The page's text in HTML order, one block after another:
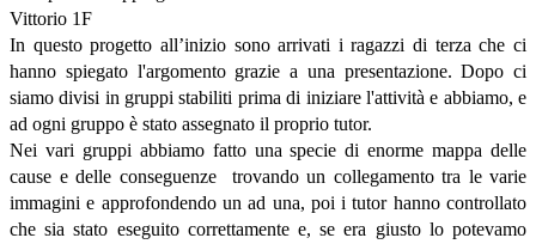
Vittorio 1F
In questo progetto all’inizio sono arrivati i ragazzi di terza che ci
hanno spiegato l'argomento grazie a una presentazione. Dopo ci
siamo divisi in gruppi stabiliti prima di iniziare l'attività e abbiamo, e
ad ogni gruppo è stato assegnato il proprio tutor.
Nei vari gruppi abbiamo fatto una specie di enorme mappa delle
cause e delle conseguenze trovando un collegamento tra le varie
immagini e approfondendo un ad una, poi i tutor hanno controllato
che sia stato eseguito correttamente e, se era giusto lo potevamo